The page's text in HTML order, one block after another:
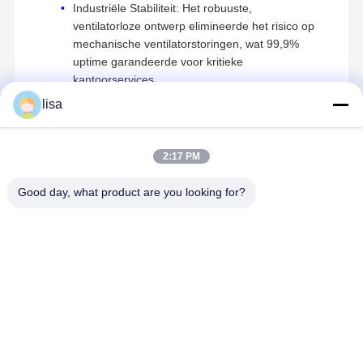
Industriële Stabiliteit: Het robuuste,
ventilatorloze ontwerp elimineerde het risico op
mechanische ventilatorstoringen, wat 99,9%
uptime garandeerde voor kritieke
kantoorservices.
Aanbevolen Producten
lisa
2:17 PM
Good day, what product are you looking for?